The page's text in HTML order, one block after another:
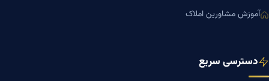
آموزش مشاورین املاک
دسترسی سریع